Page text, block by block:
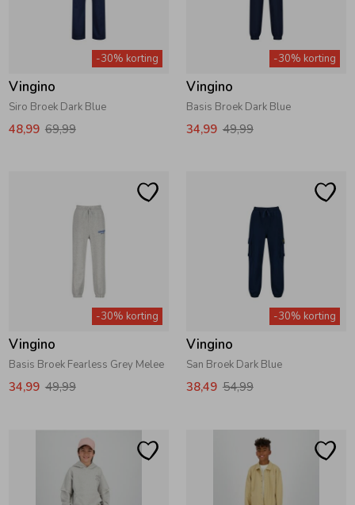
Vesten
Colberts & Gilets
Ondergoed
Regenkleding &-laarzen
Zomeraccessoires
Vesten
Rokken & Skorts
Blouses
Blazers & Gilets
Leggings
Kledingaccessoires
Verzorgingsproducten
-30% korting
Vingino
Siro Broek Dark Blue
48,99 69,99
-30% korting
Vingino
Basis Broek Dark Blue
34,99 49,99
-30% korting
Vingino
Basis Broek Fearless Grey Melee
34,99 49,99
-30% korting
Vingino
San Broek Dark Blue
38,49 54,99